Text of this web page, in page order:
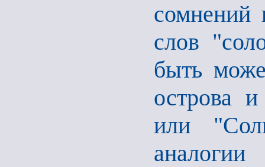
сомнений
слов
быть
острова
или
аналогии